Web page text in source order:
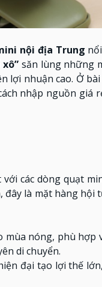
nội địa Trung
xô” săn lùng những
lợi nhuận cao. Ở bài
nhập nguồn giá
các dòng quạt
là mặt hàng hội
mùa nóng, phù hợp
di chuyển.
đại tạo lợi thế